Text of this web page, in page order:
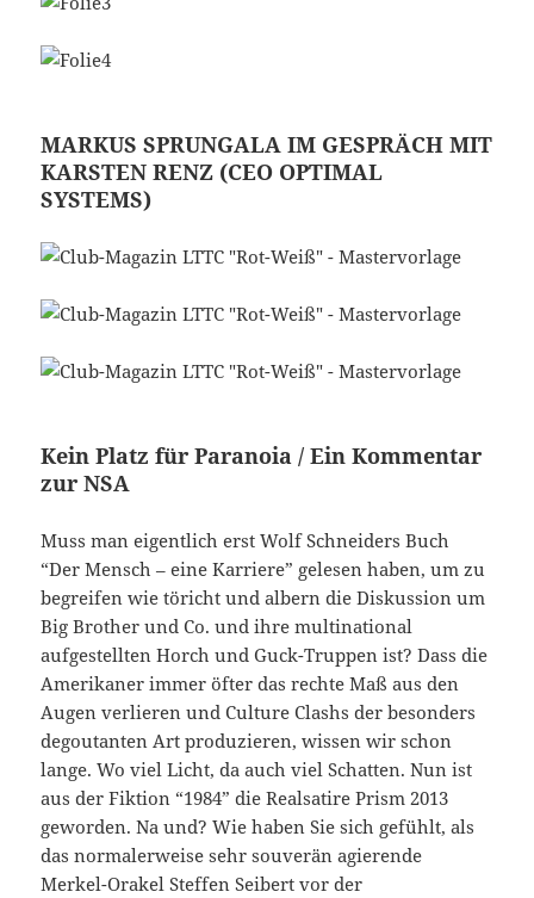
MARKUS SPRUNGALA IM GESPRÄCH MIT
KARSTEN RENZ (CEO OPTIMAL
SYSTEMS)
Kein Platz für Paranoia / Ein Kommentar
zur NSA
Muss man eigentlich erst Wolf Schneiders Buch
“Der Mensch – eine Karriere” gelesen haben, um zu
begreifen wie töricht und albern die Diskussion um
Big Brother und Co. und ihre multinational
aufgestellten Horch und Guck-Truppen ist? Dass die
Amerikaner immer öfter das rechte Maß aus den
Augen verlieren und Culture Clashs der besonders
degoutanten Art produzieren, wissen wir schon
lange. Wo viel Licht, da auch viel Schatten. Nun ist
aus der Fiktion “1984” die Realsatire Prism 2013
geworden. Na und? Wie haben Sie sich gefühlt, als
das normalerweise sehr souverän agierende
Merkel-Orakel Steffen Seibert vor der